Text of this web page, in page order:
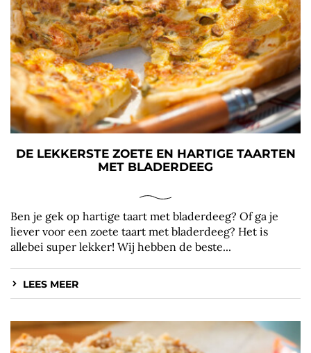
DE LEKKERSTE ZOETE EN HARTIGE TAARTEN
MET BLADERDEEG
Ben je gek op hartige taart met bladerdeeg? Of ga je
liever voor een zoete taart met bladerdeeg? Het is
allebei super lekker! Wij hebben de beste...
LEES MEER